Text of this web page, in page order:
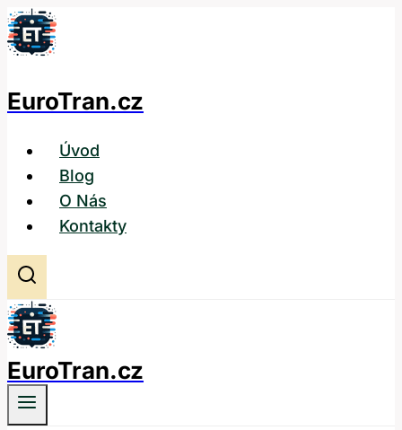
Přeskočit
na
EuroTran.cz
Úvod
Blog
O Nás
Kontakty
EuroTran.cz